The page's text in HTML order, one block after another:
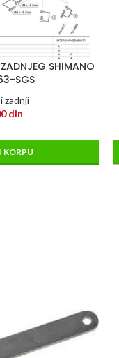
SHIMANO
SGS
zadnji
din
KORPU